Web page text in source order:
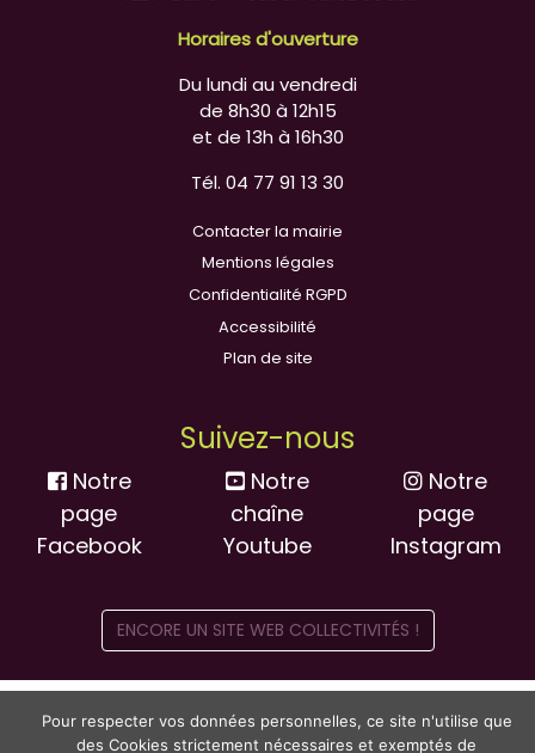
Horaires d'ouverture
Du lundi au vendredi
de 8h30 à 12h15
et de 13h à 16h30
Tél. 04 77 91 13 30
Contacter la mairie
Mentions légales
Confidentialité RGPD
Accessibilité
Plan de site
Suivez-nous
Notre
page
Facebook
Notre
chaîne
Youtube
Notre
page
Instagram
ENCORE UN SITE WEB COLLECTIVITÉS !
Pour respecter vos données personnelles, ce site n'utilise que
des Cookies strictement nécessaires et exemptés de